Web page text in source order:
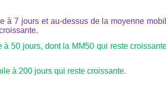
à 7 jours et au-dessus de la moyenne
50 jours, dont la MM50 qui reste
à 200 jours qui reste croissante.